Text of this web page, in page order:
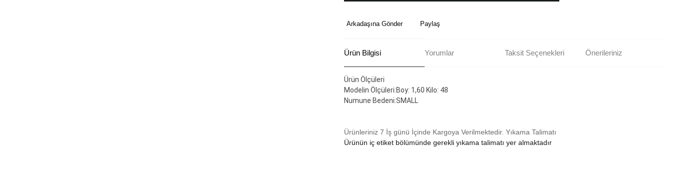
Arkadaşına Gönder Paylaş
Ürün Bilgisi Yorumlar Taksit Seçenekleri Önerileriniz
Ürün Ölçüleri
Modelin Ölçüleri:Boy: 1,60 Kilo: 48
Numune Bedeni:SMALL
Ürünleriniz 7 İş günü İçinde Kargoya Verilmektedir. Yıkama Talimatı
Ürünün iç etiket bölümünde gerekli yıkama talimatı yer almaktadır